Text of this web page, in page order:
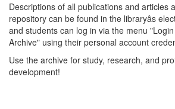
Descriptions of all publications and articles
repository can be found in the libraryâs
and students can log in via the menu
Archive" using their personal account
Use the archive for study, research, and
development!